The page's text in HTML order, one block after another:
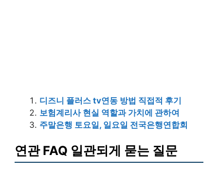
디즈니 플러스 tv연동 방법 직접적 후기
보험계리사 현실 역할과 가치에 관하여
주말은행 토요일, 일요일 전국은행연합회
연관 FAQ 일관되게 묻는 질문